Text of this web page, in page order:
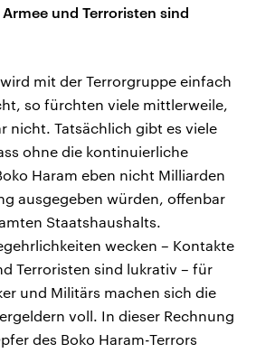
und Terroristen sind
mit der Terrorgruppe einfach
so fürchten viele mittlerweile,
nicht. Tatsächlich gibt es viele
ohne die kontinuierliche
Haram eben nicht Milliarden
ausgegeben würden, offenbar
Staatshaushalts.
wecken – Kontakte
Terroristen sind lukrativ – für
und Militärs machen sich die
voll. In dieser Rechnung
des Boko Haram-Terrors